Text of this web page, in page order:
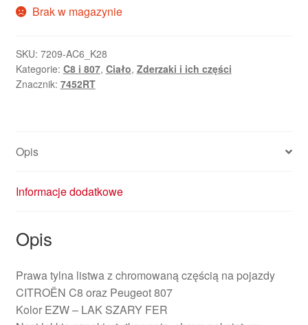
Brak w magazynie
SKU: 7209-AC6_K28
Kategorie: C8 i 807, Ciało, Zderzaki i ich części
Znacznik: 7452RT
Opis
Informacje dodatkowe
Opis
Prawa tylna listwa z chromowaną częścią na pojazdy
CITROËN C8 oraz Peugeot 807
Kolor EZW – LAK SZARY FER